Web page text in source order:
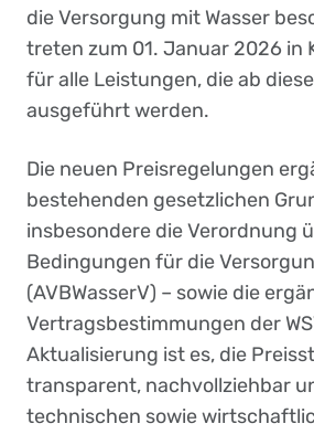
die Versorgung mit Wasser
treten zum 01. Januar 2026 in
für alle Leistungen, die ab
ausgeführt werden.
Die neuen Preisregelungen
bestehenden gesetzlichen
insbesondere die Verordnung
Bedingungen für die
(AVBWasserV) – sowie die
Vertragsbestimmungen der
Aktualisierung ist es, die
transparent, nachvollziehbar
technischen sowie